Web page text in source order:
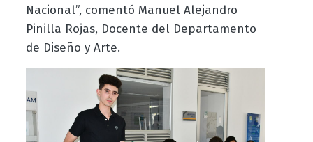
Nacional”, comentó Manuel Alejandro
Pinilla Rojas, Docente del Departamento
de Diseño y Arte.